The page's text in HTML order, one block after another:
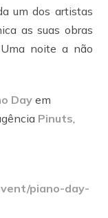
um dos artistas
as suas obras
noite a não
Dayem
Pinuts
piano-day-